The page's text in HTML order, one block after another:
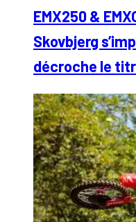
EMX250 &
Skovbjerg
décroche le